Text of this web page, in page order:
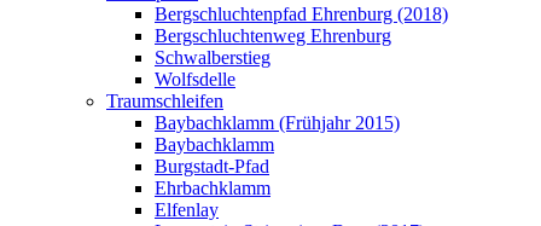
Bergschluchtenpfad Ehrenburg (2018)
Bergschluchtenweg Ehrenburg
Schwalberstieg
Wolfsdelle
Traumschleifen
Baybachklamm (Frühjahr 2015)
Baybachklamm
Burgstadt-Pfad
Ehrbachklamm
Elfenlay